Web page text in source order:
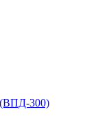
(ВПД-300)